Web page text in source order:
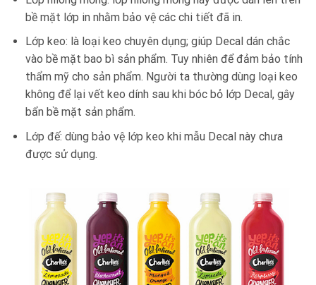
bề mặt lớp in nhằm bảo vệ các chi tiết đã in.
Lớp keo: là loại keo chuyên dụng; giúp Decal dán chắc
vào bề mặt bao bì sản phẩm. Tuy nhiên để đảm bảo tính
thẩm mỹ cho sản phẩm. Người ta thường dùng loại keo
không để lại vết keo dính sau khi bóc bỏ lớp Decal, gây
bẩn bề mặt sản phẩm.
Lớp đế: dùng bảo vệ lớp keo khi mẫu Decal này chưa
được sử dụng.